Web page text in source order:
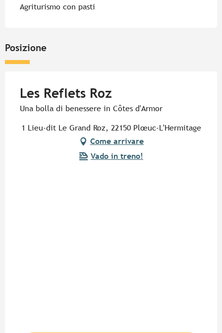
Agriturismo con pasti
Posizione
Les Reflets Roz
Una bolla di benessere in Côtes d'Armor
1 Lieu-dit Le Grand Roz, 22150 Plœuc-L'Hermitage
Come arrivare
Vado in treno!